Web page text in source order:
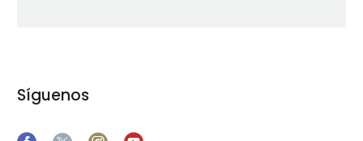
Síguenos